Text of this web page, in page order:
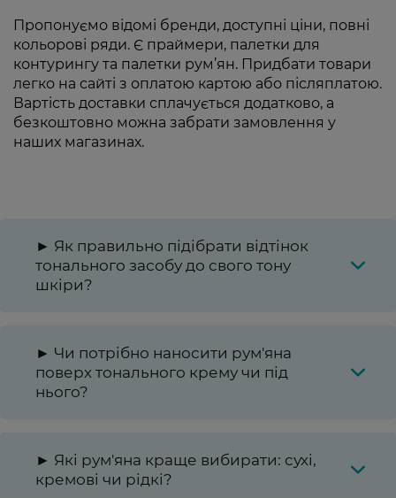
Пропонуємо відомі бренди, доступні ціни, повні
кольорові ряди. Є праймери, палетки для
контурингу та палетки рум’ян. Придбати товари
легко на сайті з оплатою картою або післяплатою.
Вартість доставки сплачується додатково, а
безкоштовно можна забрати замовлення у
наших магазинах.
► Як правильно підібрати відтінок
тонального засобу до свого тону
шкіри?
► Чи потрібно наносити рум'яна
поверх тонального крему чи під
нього?
► Які рум'яна краще вибирати: сухі,
кремові чи рідкі?